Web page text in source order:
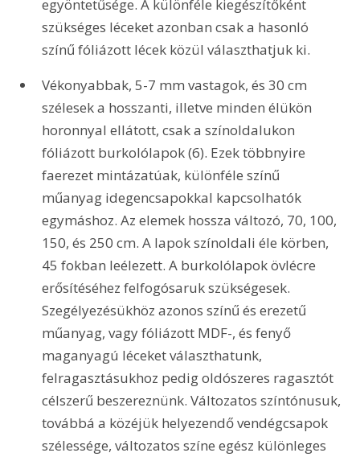
egyöntetűsége. A különféle kiegészítőként
szükséges léceket azonban csak a hasonló
színű fóliázott lécek közül választhatjuk ki.
Vékonyabbak, 5-7 mm vastagok, és 30 cm
szélesek a hosszanti, illetve minden élükön
horonnyal ellátott, csak a színoldalukon
fóliázott burkolólapok (6). Ezek többnyire
faerezet mintázatúak, különféle színű
műanyag idegencsapokkal kapcsolhatók
egymáshoz. Az elemek hossza változó, 70, 100,
150, és 250 cm. A lapok színoldali éle körben,
45 fokban leélezett. A burkolólapok övlécre
erősítéséhez felfogósaruk szükségesek.
Szegélyezésükhöz azonos színű és erezetű
műanyag, vagy fóliázott MDF-, és fenyő
maganyagú léceket választhatunk,
felragasztásukhoz pedig oldószeres ragasztót
célszerű beszereznünk. Változatos színtónusuk,
továbbá a közéjük helyezendő vendégcsapok
szélessége, változatos színe egész különleges